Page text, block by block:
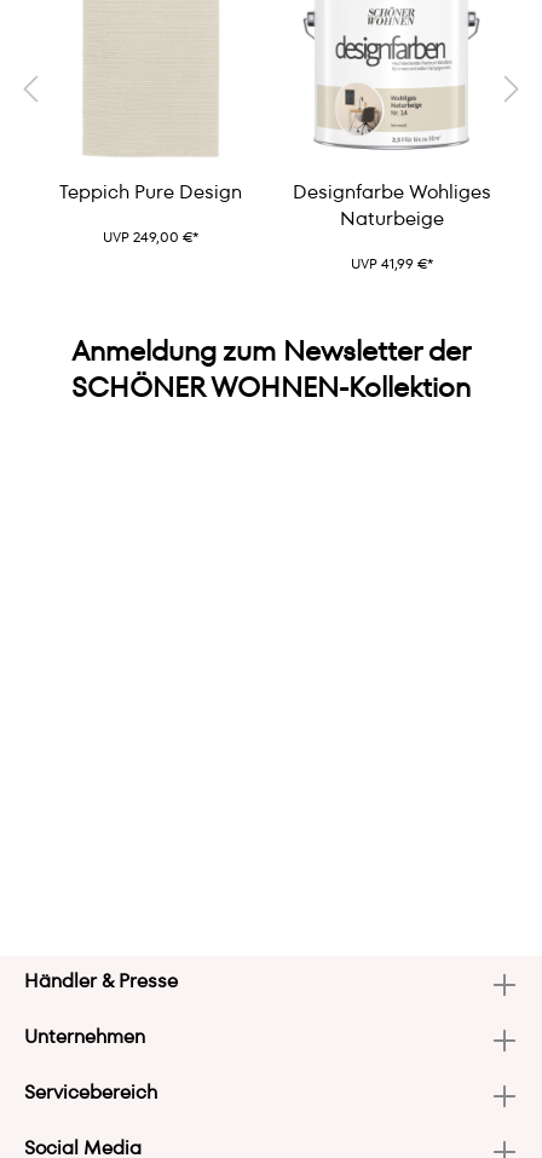
Teppich Pure Design
UVP 249,00 €*
Designfarbe Wohliges
Naturbeige
UVP 41,99 €*
Anmeldung zum Newsletter der
SCHÖNER WOHNEN-Kollektion
Händler & Presse
Unternehmen
Servicebereich
Social Media